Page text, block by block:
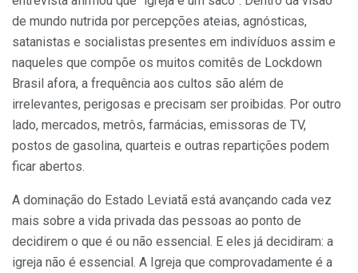
de mundo nutrida por percepções ateias, agnósticas,
satanistas e socialistas presentes em indivíduos assim e
naqueles que compõe os muitos comitês de Lockdown
Brasil afora, a frequência aos cultos são além de
irrelevantes, perigosas e precisam ser proibidas. Por outro
lado, mercados, metrôs, farmácias, emissoras de TV,
postos de gasolina, quarteis e outras repartições podem
ficar abertos.
A dominação do Estado Leviatã está avançando cada vez
mais sobre a vida privada das pessoas ao ponto de
decidirem o que é ou não essencial. E eles já decidiram: a
igreja não é essencial. A Igreja que comprovadamente é a